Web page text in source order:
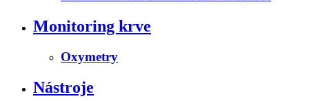
Monitoring krve
Oxymetry
Nástroje